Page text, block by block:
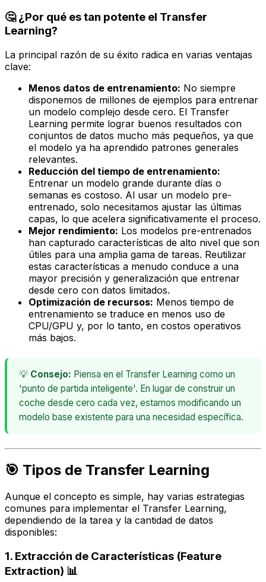
🤔 ¿Por qué es tan potente el Transfer
Learning?
La principal razón de su éxito radica en varias ventajas
clave:
Menos datos de entrenamiento: No siempre
disponemos de millones de ejemplos para entrenar
un modelo complejo desde cero. El Transfer
Learning permite lograr buenos resultados con
conjuntos de datos mucho más pequeños, ya que
el modelo ya ha aprendido patrones generales
relevantes.
Reducción del tiempo de entrenamiento:
Entrenar un modelo grande durante días o
semanas es costoso. Al usar un modelo pre-
entrenado, solo necesitamos ajustar las últimas
capas, lo que acelera significativamente el proceso.
Mejor rendimiento: Los modelos pre-entrenados
han capturado características de alto nivel que son
útiles para una amplia gama de tareas. Reutilizar
estas características a menudo conduce a una
mayor precisión y generalización que entrenar
desde cero con datos limitados.
Optimización de recursos: Menos tiempo de
entrenamiento se traduce en menos uso de
CPU/GPU y, por lo tanto, en costos operativos
más bajos.
💡 Consejo: Piensa en el Transfer Learning como un
'punto de partida inteligente'. En lugar de construir un
coche desde cero cada vez, estamos modificando un
modelo base existente para una necesidad específica.
🎯 Tipos de Transfer Learning
Aunque el concepto es simple, hay varias estrategias
comunes para implementar el Transfer Learning,
dependiendo de la tarea y la cantidad de datos
disponibles:
1. Extracción de Características (Feature
Extraction) 📊